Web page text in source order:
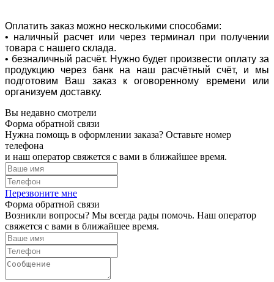
Оплатить заказ можно несколькими способами:
• наличный расчет или через терминал при получении
товара с нашего склада.
• безналичный расчёт. Нужно будет произвести оплату за
продукцию через банк на наш расчётный счёт, и мы
подготовим Ваш заказ к оговоренному времени или
организуем доставку.
Вы недавно смотрели
Форма обратной связи
Нужна помощь в оформлении заказа? Оставьте номер
телефона
и наш оператор свяжется с вами в ближайшее время.
Перезвоните мне
Форма обратной связи
Возникли вопросы? Мы всегда рады помочь. Наш оператор
свяжется с вами в ближайшее время.